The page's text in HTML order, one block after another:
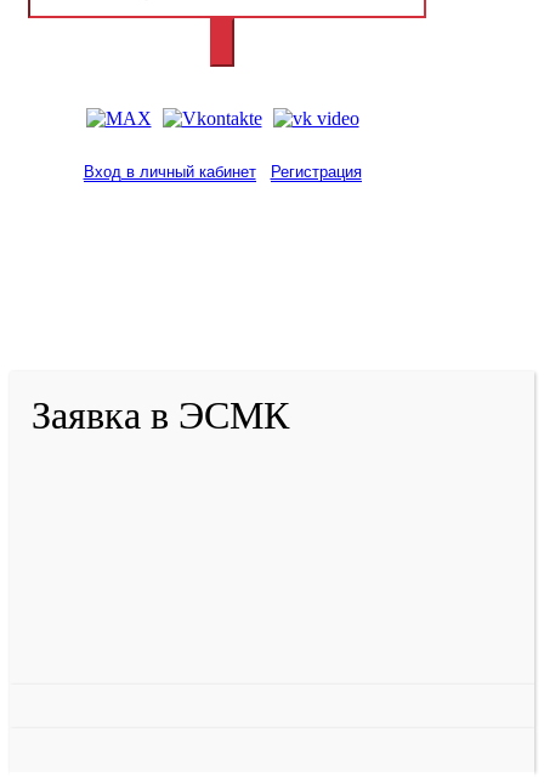
Вход в личный кабинет Регистрация
Заявка в ЭСМК